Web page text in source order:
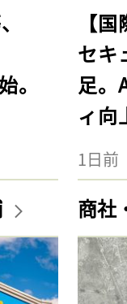
。
【
セキ
足。
ィ向
1日前
商社